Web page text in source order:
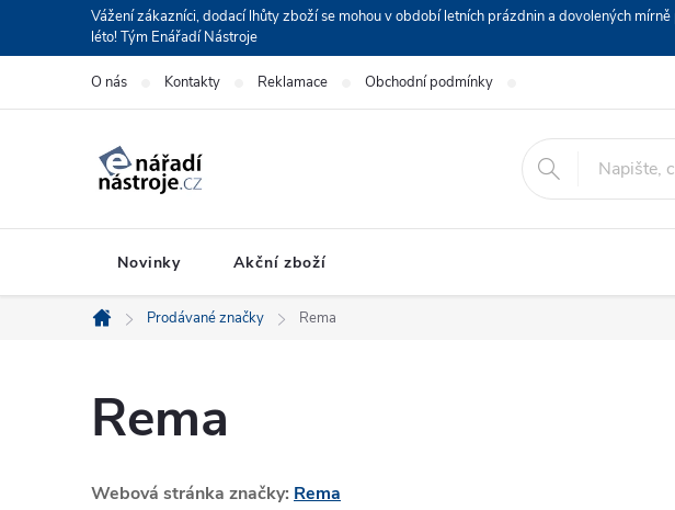
Vážení zákazníci, dodací lhůty zboží se mohou v období letních prázdnin a dovolených
léto! Tým Enářadí Nástroje
O nás Kontakty Reklamace Obchodní podmínky
Novinky Akční zboží
Domů
Prodávané značky Rema
Rema
Webová stránka značky: Rema